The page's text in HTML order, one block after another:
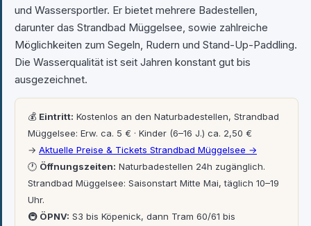
und Wassersportler. Er bietet mehrere Badestellen,
darunter das Strandbad Müggelsee, sowie zahlreiche
Möglichkeiten zum Segeln, Rudern und Stand-Up-Paddling.
Die Wasserqualität ist seit Jahren konstant gut bis
ausgezeichnet.
💰 Eintritt: Kostenlos an den Naturbadestellen, Strandbad
Müggelsee: Erw. ca. 5 € · Kinder (6–16 J.) ca. 2,50 €
→ Aktuelle Preise & Tickets Strandbad Müggelsee →
🕐 Öffnungszeiten: Naturbadestellen 24h zugänglich.
Strandbad Müggelsee: Saisonstart Mitte Mai, täglich 10–19
Uhr.
🚇 ÖPNV: S3 bis Köpenick, dann Tram 60/61 bis